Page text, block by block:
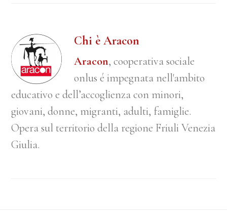
Chi è Aracon
Aracon, cooperativa sociale
onlus é impegnata nell'ambito
educativo e dell’accoglienza con minori,
giovani, donne, migranti, adulti, famiglie.
Opera sul territorio della regione Friuli Venezia
Giulia.